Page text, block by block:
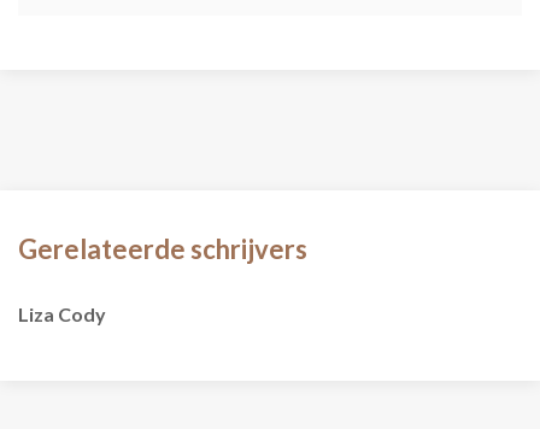
Gerelateerde schrijvers
Liza Cody